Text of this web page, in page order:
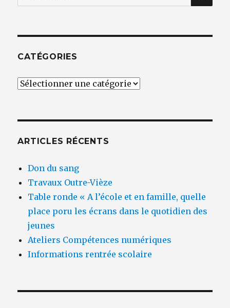
pour
CATÉGORIES
Catégories
ARTICLES RÉCENTS
Don du sang
Travaux Outre-Vièze
Table ronde « A l’école et en famille, quelle
place poru les écrans dans le quotidien des
jeunes
Ateliers Compétences numériques
Informations rentrée scolaire